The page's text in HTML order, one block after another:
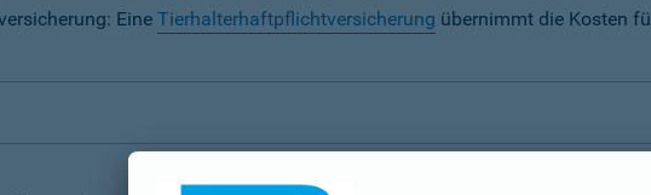
Eine Tierhalterhaftpflichtversicherung übernimmt die Kosten